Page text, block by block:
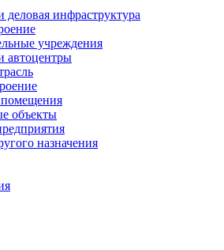
деловая инфраструктура
учреждения
автоцентры
объекты
назначения